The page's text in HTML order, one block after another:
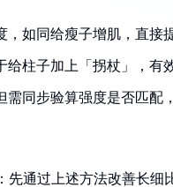
，如同给瘦子增肌，直接
给柱子加上「拐杖」，有
需同步验算强度是否匹配
通过上述方法改善长细